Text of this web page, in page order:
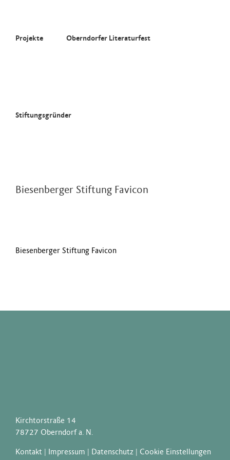
Projekte
Oberndorfer Literaturfest
Stiftungsgründer
Biesenberger Stiftung Favicon
Biesenberger Stiftung Favicon
Kirchtorstraße 14
78727 Oberndorf a. N.
Kontakt| Impressum Datenschutz| Cookie Einstellungen